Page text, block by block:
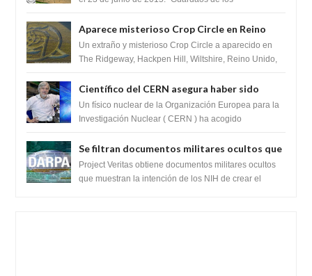
Aparece misterioso Crop Circle en Reino
Unido 23 de junio 2016
Un extraño y misterioso Crop Circle a aparecido en
The Ridgeway, Hackpen Hill, Wiltshire, Reino Unido,
Científico del CERN asegura haber sido
ayudado por seres de luz durante una
prueba del Colisionador de Hadrones
Un físico nuclear de la Organización Europea para la
Investigación Nuclear ( CERN ) ha acogido
Se filtran documentos militares ocultos que
muestran la intención de los NIH de crear el
SARS-CoV-2, utilizando la investigación de
Project Veritas obtiene documentos militares ocultos
que muestran la intención de los NIH de crear el